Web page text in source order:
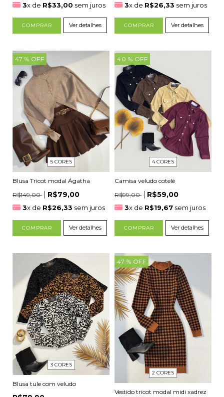
3x de R$33,00 sem juros
COMPRAR Ver detalhes
3x de R$26,33 sem juros
COMPRAR Ver detalhes
47 % OFF
5 CORES
Blusa Tricot modal Ágatha
R$149,00
R$79,00
3x de R$26,33 sem juros
COMPRAR Ver detalhes
40 % OFF
4 CORES
Camisa veludo cotelê
R$99,00
R$59,00
3x de R$19,67 sem juros
COMPRAR Ver detalhes
3 CORES
Blusa tule com veludo
47 % OFF
2 CORES
Vestido tricot modal midi xadrez